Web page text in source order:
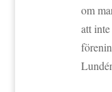
om
att